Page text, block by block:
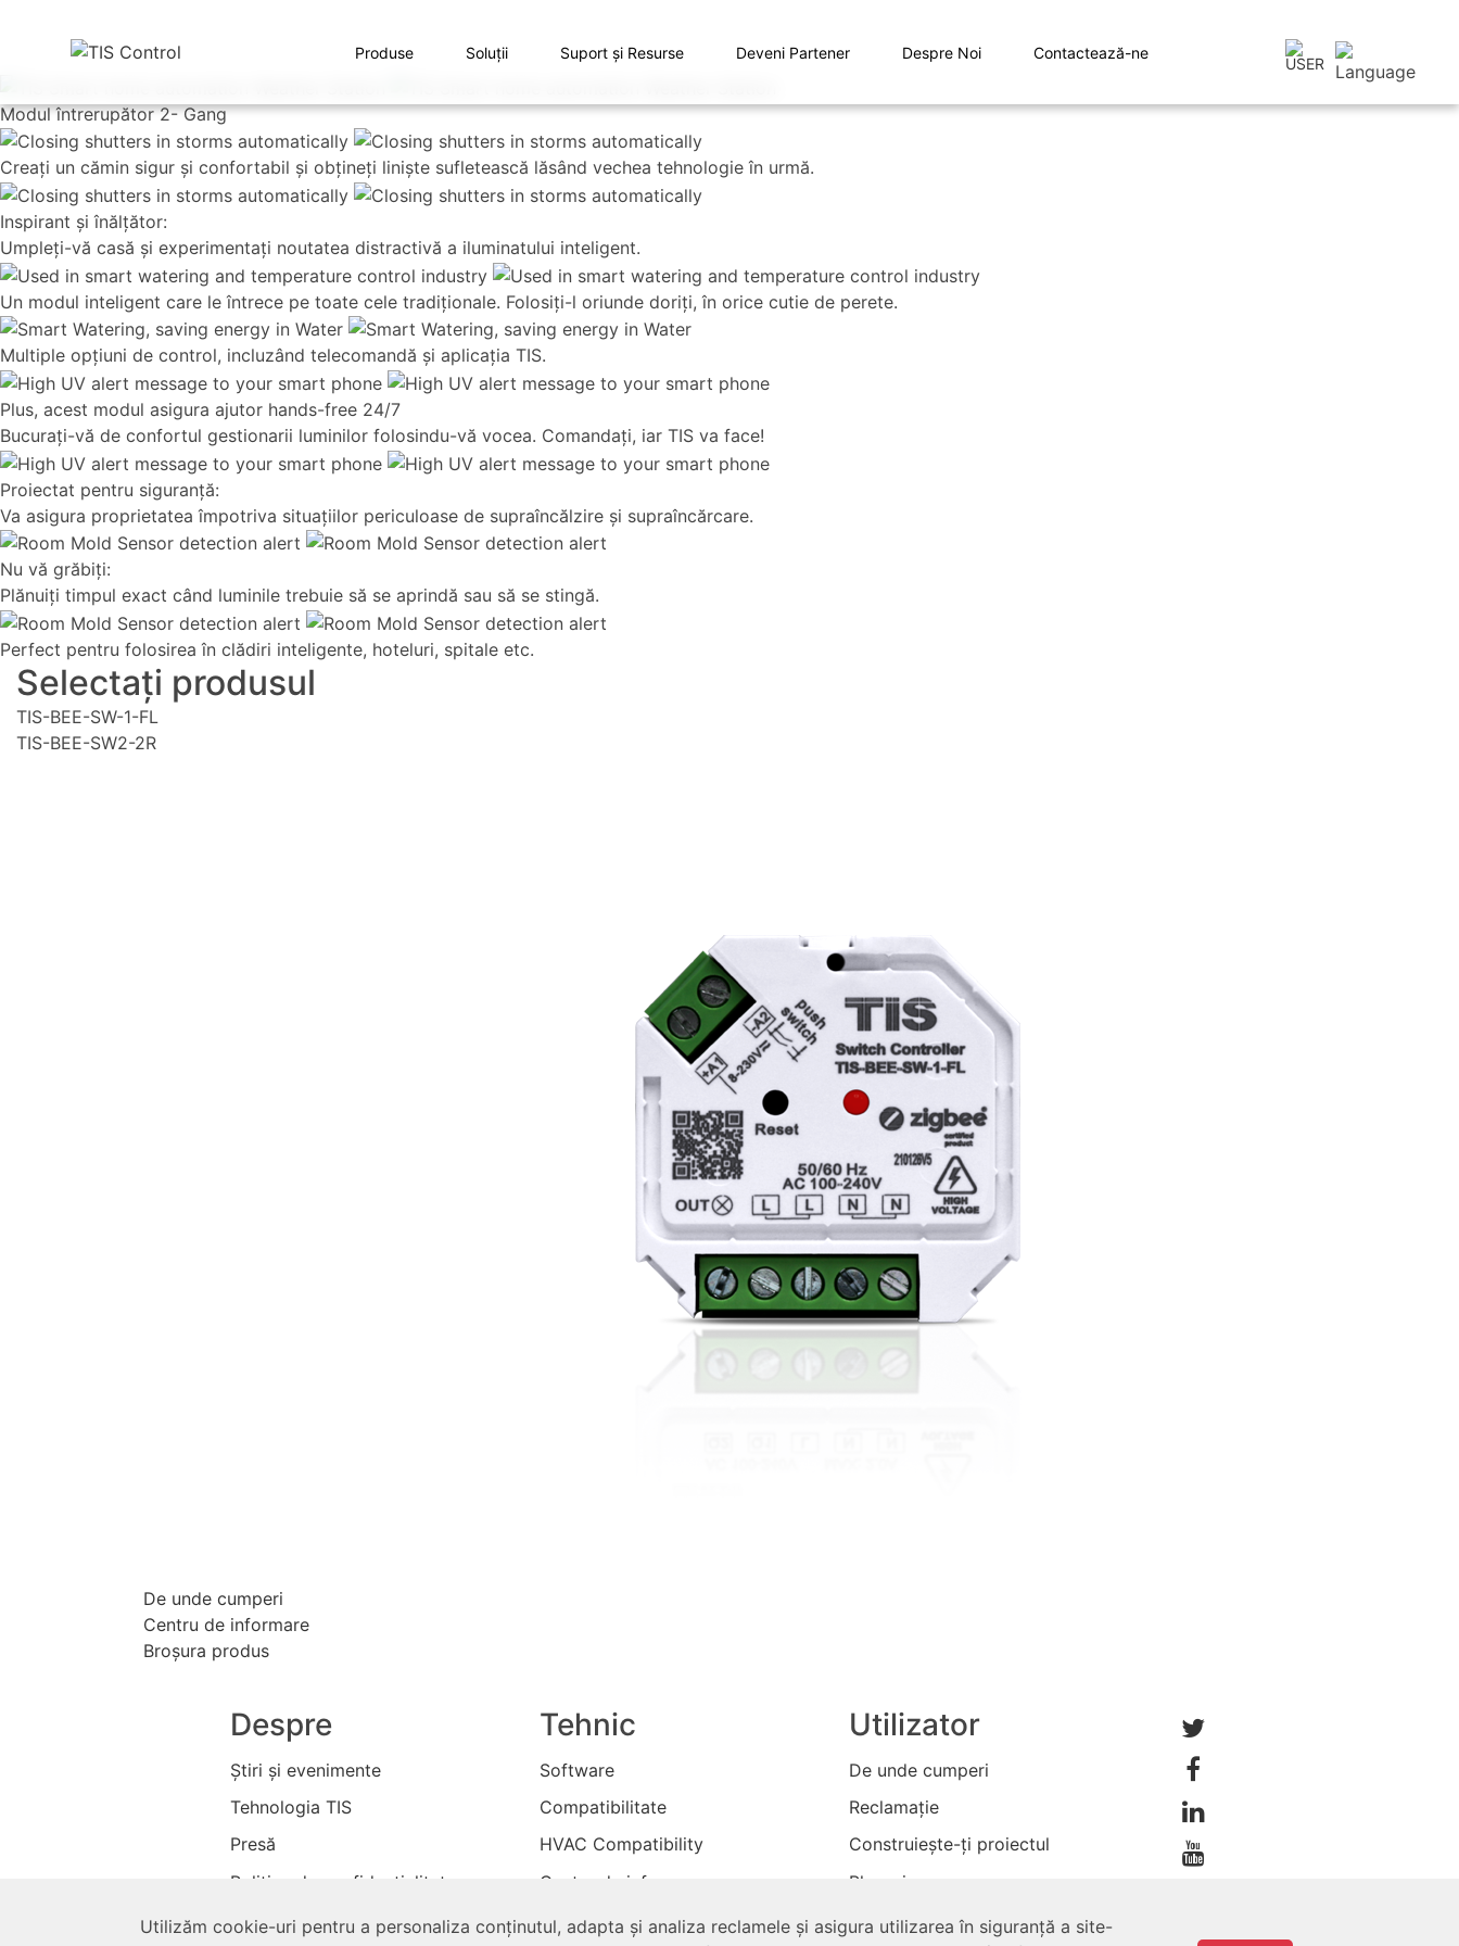
Produse Soluţii Suport și Resurse Deveni Partener Despre Noi Contactează-ne
Modul întrerupător 2- Gang
Creaţi un cămin sigur şi confortabil şi obţineţi linişte sufletească lăsând vechea tehnologie în urmă.
Inspirant şi înălţător:
Umpleţi-vă casă şi experimentaţi noutatea distractivă a iluminatului inteligent.
Un modul inteligent care le întrece pe toate cele tradiţionale. Folosiţi-l oriunde doriţi, în orice cutie de perete.
Multiple opţiuni de control, incluzând telecomandă şi aplicaţia TIS.
Plus, acest modul asigura ajutor hands-free 24/7
Bucuraţi-vă de confortul gestionarii luminilor folosindu-vă vocea. Comandaţi, iar TIS va face!
Proiectat pentru siguranţă:
Va asigura proprietatea împotriva situaţiilor periculoase de supraîncălzire şi supraîncărcare.
Nu vă grăbiţi:
Plănuiţi timpul exact când luminile trebuie să se aprindă sau să se stingă.
Perfect pentru folosirea în clădiri inteligente, hoteluri, spitale etc.
Selectați produsul
TIS-BEE-SW-1-FL
TIS-BEE-SW2-2R
De unde cumperi
Centru de informare
Broşura produs
Despre
Ştiri şi evenimente
Tehnologia TIS
Presă
Politica de confidenţialitate
Magazin
Tehnic
Software
Compatibilitate
HVAC Compatibility
Centru de informare
Contactează-ne
Utilizator
De unde cumperi
Reclamaţie
Construieşte-ţi proiectul
Bloguri
Utilizăm cookie-uri pentru a personaliza conținutul, adapta și analiza reclamele și asigura utilizarea în siguranță a site-